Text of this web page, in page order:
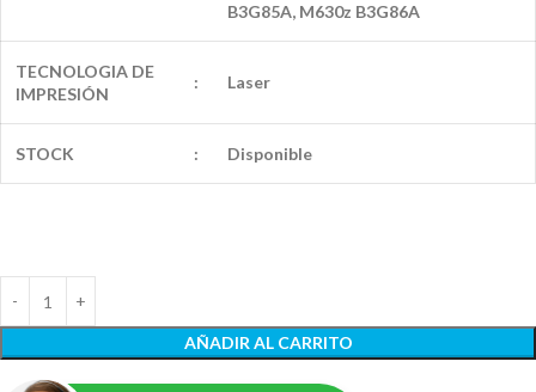
B3G85A, M630z B3G86A
TECNOLOGIA DE
IMPRESIÓN
: Laser
STOCK : Disponible
AÑADIR AL CARRITO